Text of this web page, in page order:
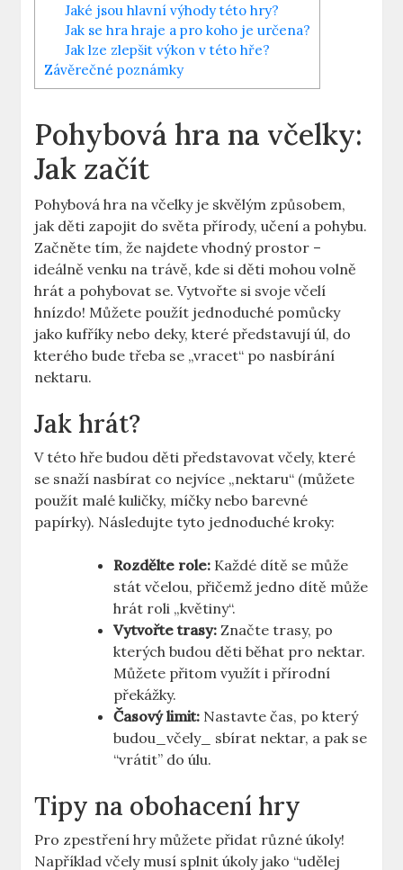
Jaké jsou hlavní výhody této hry?
Jak se hra hraje a pro koho je určena?
Jak lze zlepšit výkon v této hře?
Závěrečné poznámky
Pohybová hra na včelky:
Jak začít
Pohybová hra na včelky je skvělým způsobem,
jak děti zapojit do světa přírody, učení a pohybu.
Začněte tím, že najdete vhodný prostor –
ideálně venku na trávě, kde si děti mohou volně
hrát a pohybovat se. Vytvořte si svoje včelí
hnízdo! Můžete použít jednoduché pomůcky
jako kufříky nebo deky, které představují úl, do
kterého bude třeba se „vracet“ po nasbírání
nektaru.
Jak hrát?
V této hře budou děti představovat včely, které
se snaží nasbírat co nejvíce „nektaru“ (můžete
použít malé kuličky, míčky nebo barevné
papírky). Následujte tyto jednoduché kroky:
Rozdělte role: Každé dítě se může
stát včelou, přičemž jedno dítě může
hrát roli „květiny“.
Vytvořte trasy: Značte trasy, po
kterých budou děti běhat pro nektar.
Můžete přitom využít i přírodní
překážky.
Časový limit: Nastavte čas, po který
budou_včely_ sbírat nektar, a pak se
“vrátit” do úlu.
Tipy na obohacení hry
Pro zpestření hry můžete přidat různé úkoly!
Například včely musí splnit úkoly jako “udělej